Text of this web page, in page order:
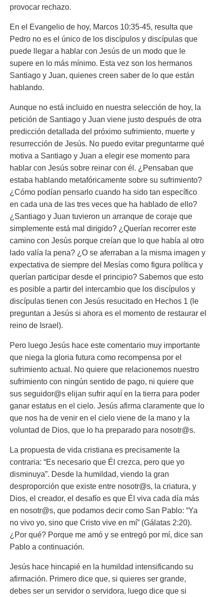
provocar rechazo.
En el Evangelio de hoy, Marcos 10:35-45, resulta que
Pedro no es el único de los discípulos y discípulas que
puede llegar a hablar con Jesús de un modo que le
supere en lo más mínimo. Esta vez son los hermanos
Santiago y Juan, quienes creen saber de lo que están
hablando.
Aunque no está incluido en nuestra selección de hoy, la
petición de Santiago y Juan viene justo después de otra
predicción detallada del próximo sufrimiento, muerte y
resurrección de Jesús. No puedo evitar preguntarme qué
motiva a Santiago y Juan a elegir ese momento para
hablar con Jesús sobre reinar con él. ¿Pensaban que
estaba hablando metafóricamente sobre su sufrimiento?
¿Cómo podían pensarlo cuando ha sido tan específico
en cada una de las tres veces que ha hablado de ello?
¿Santiago y Juan tuvieron un arranque de coraje que
simplemente está mal dirigido? ¿Querían recorrer este
camino con Jesús porque creían que lo que había al otro
lado valía la pena? ¿O se aferraban a la misma imagen y
expectativa de siempre del Mesías como figura política y
querían participar desde el principio? Sabemos que esto
es posible a partir del intercambio que los discípulos y
discípulas tienen con Jesús resucitado en Hechos 1 (le
preguntan a Jesús si ahora es el momento de restaurar el
reino de Israel).
Pero luego Jesús hace este comentario muy importante
que niega la gloria futura como recompensa por el
sufrimiento actual. No quiere que relacionemos nuestro
sufrimiento con ningún sentido de pago, ni quiere que
sus seguidor@s elijan sufrir aquí en la tierra para poder
ganar estatus en el cielo. Jesús afirma claramente que lo
que nos ha de venir en el cielo viene de la mano y la
voluntad de Dios, que lo ha preparado para nosotr@s.
La propuesta de vida cristiana es precisamente la
contraria: “Es necesario que Él crezca, pero que yo
disminuya”. Desde la humildad, viendo la gran
desproporción que existe entre nosotr@s, la criatura, y
Dios, el creador, el desafío es que Él viva cada día más
en nosotr@s, que podamos decir como San Pablo: “Ya
no vivo yo, sino que Cristo vive en mí” (Gálatas 2:20).
¿Por qué? Porque me amó y se entregó por mí, dice san
Pablo a continuación.
Jesús hace hincapié en la humildad intensificando su
afirmación. Primero dice que, si quieres ser grande,
debes ser un servidor o servidora, luego dice que si